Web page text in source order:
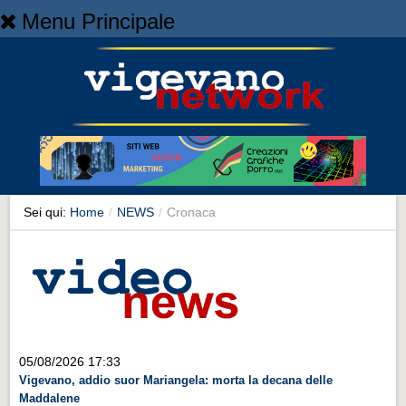
Menu Principale
NEWS
Cronaca
Cronaca
Artes et Artificia
Territorio
Territorio
Sei qui: Home / NEWS / Cronaca
05/08/2026 17:33
Vigevano, addio suor Mariangela: morta la decana delle
Maddalene